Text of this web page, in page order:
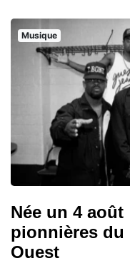
Musique
Née un 4
pionnières du
Ouest